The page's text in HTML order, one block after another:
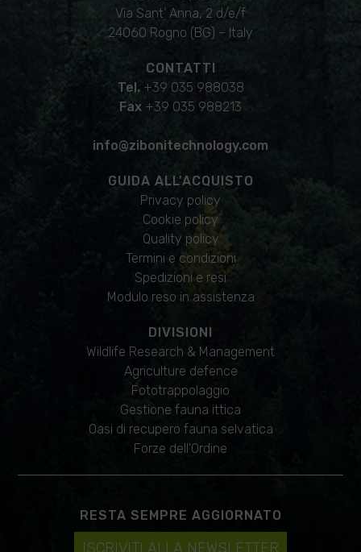
Via Sant’ Anna, 2 d/e/f
24060 Rogno (BG) – Italy
CONTATTI
Tel.+39 035 988038
Fax +39 035 988213
info@zibonitechnology.com
GUIDA ALL'ACQUISTO
Privacy policy
Cookie policy
Quality policy
Termini e condizioni
Spedizioni e resi
Modulo reso in assistenza
DIVISIONI
Wildlife Research & Management
Agriculture defence
Fototrappolaggio
Gestione fauna ittica
Oasi di recupero fauna selvatica
Forze dell'Ordine
RESTA SEMPRE AGGIORNATO
ISCRIVITI ALLA NEWSLETTER